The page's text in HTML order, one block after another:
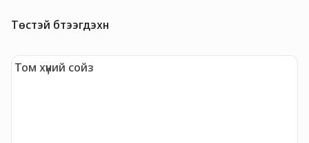
Төстэй бүтээгдэхүүн
Том хүний сойз